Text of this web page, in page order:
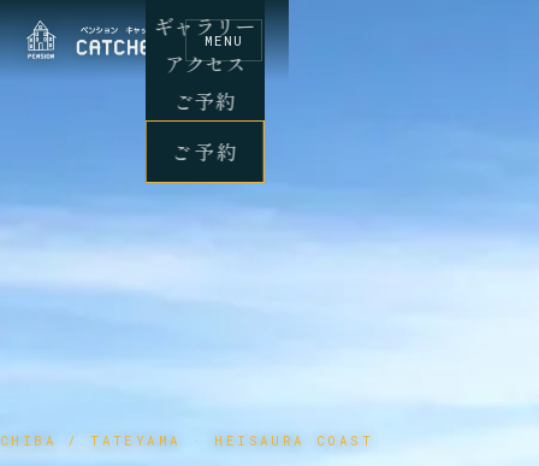
MENU
ギャラリー
アクセス
ご予約
ご予約
CHIBA / TATEYAMA · HEISAURA COAST